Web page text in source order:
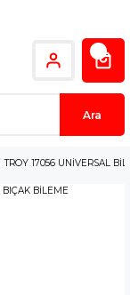
Ara
TROY 17056 UNİVERSAL